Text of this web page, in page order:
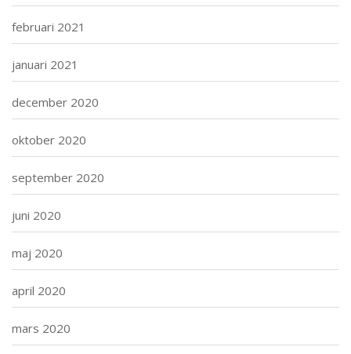
februari 2021
januari 2021
december 2020
oktober 2020
september 2020
juni 2020
maj 2020
april 2020
mars 2020